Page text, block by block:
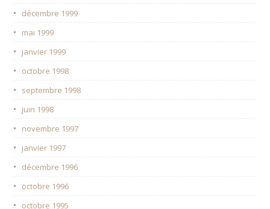
décembre 1999
mai 1999
janvier 1999
octobre 1998
septembre 1998
juin 1998
novembre 1997
janvier 1997
décembre 1996
octobre 1996
octobre 1995